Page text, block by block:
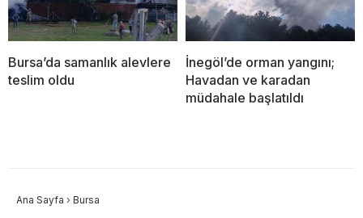
Bursa’da samanlık alevlere
teslim oldu
İnegöl’de orman yangını;
Havadan ve karadan
müdahale başlatıldı
Ana Sayfa › Bursa